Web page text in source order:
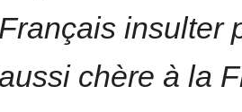
Français insulter
chère à la